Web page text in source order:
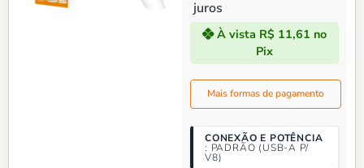
juros
À vista R$ 11,61 no
Pix
Mais formas de pagamento
CONEXÃO E POTÊNCIA
PADRÃO (USB-A P/
V8)